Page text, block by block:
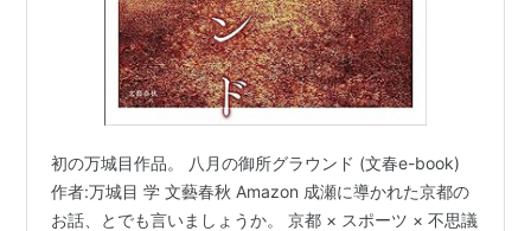
初の万城目作品。 八月の御所グラウンド (文春e-book)
作者:万城目 学 文藝春秋 Amazon 成瀬に導かれた京都の
お話、とでも言いましょうか。 京都 × スポーツ × 不思議